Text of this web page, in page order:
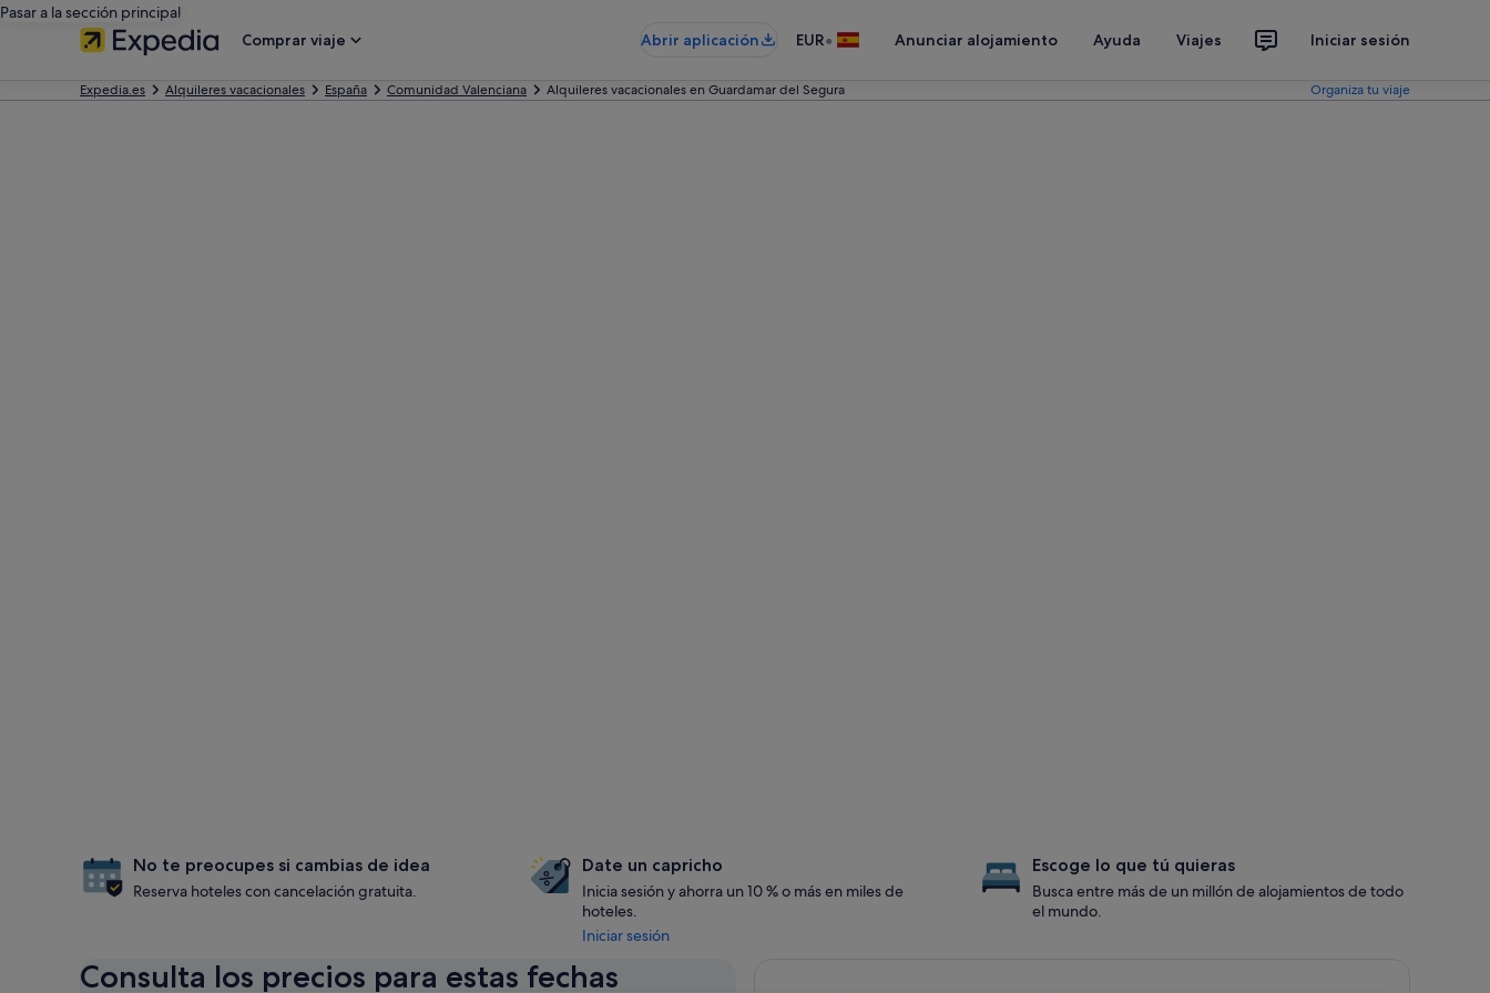
Pasar a la sección principal
Comprar viaje
Abrir aplicación EUR• Anunciar alojamiento Ayuda Viajes Iniciar sesión
Expedia.es Alquileres vacacionales España Comunidad Valenciana Alquileres vacacionales en Guardamar del Segura Organiza tu viaje
No te preocupes si cambias de idea
Reserva hoteles con cancelación gratuita.
Date un capricho
Inicia sesión y ahorra un 10 % o más en miles de
hoteles.
Iniciar sesión
Escoge lo que tú quieras
Busca entre más de un millón de alojamientos de todo
el mundo.
Consulta los precios para estas fechas